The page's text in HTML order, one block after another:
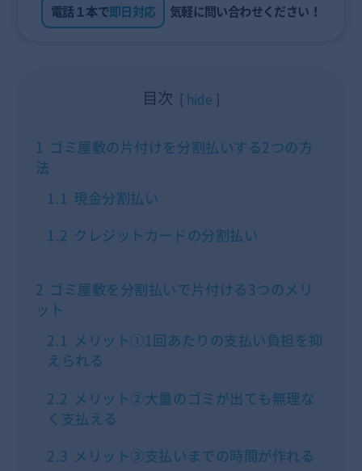
電話１本で即日対応 気軽に問い合わせください！
目次 hide
1 ゴミ屋敷の片付けを分割払いする2つの方
法
1.1 現金分割払い
1.2 クレジットカードの分割払い
2 ゴミ屋敷を分割払いで片付ける3つのメリ
ット
2.1 メリット①1回あたりの支払い負担を抑
えられる
2.2 メリット②大量のゴミが出ても無理な
く支払える
2.3 メリット③支払いまでの時間が作れる